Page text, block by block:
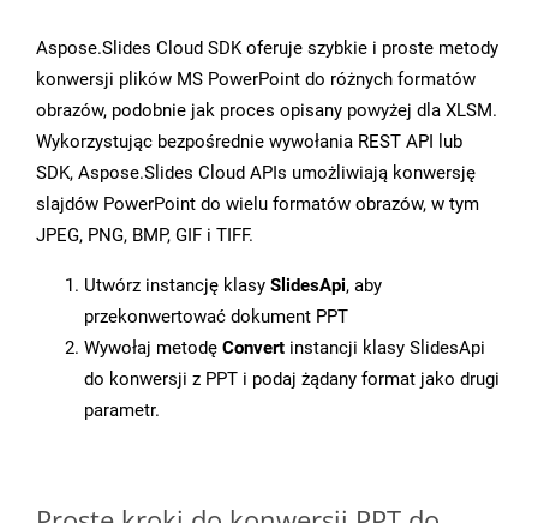
Aspose.Slides Cloud SDK oferuje szybkie i proste metody
konwersji plików MS PowerPoint do różnych formatów
obrazów, podobnie jak proces opisany powyżej dla XLSM.
Wykorzystując bezpośrednie wywołania REST API lub
SDK, Aspose.Slides Cloud APIs umożliwiają konwersję
slajdów PowerPoint do wielu formatów obrazów, w tym
JPEG, PNG, BMP, GIF i TIFF.
Utwórz instancję klasy SlidesApi, aby
przekonwertować dokument PPT
Wywołaj metodę Convert instancji klasy SlidesApi
do konwersji z PPT i podaj żądany format jako drugi
parametr.